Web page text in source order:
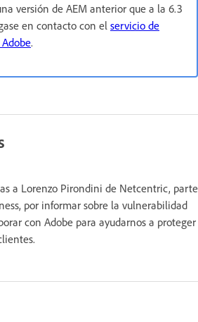
versión de AEM anterior que a la 6.3
en contacto con el servicio de
.
a Lorenzo Pirondini de Netcentric, parte
por informar sobre la vulnerabilidad
con Adobe para ayudarnos a proteger